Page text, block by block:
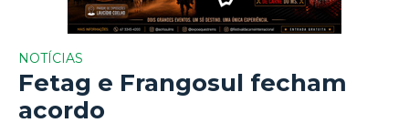
NOTÍCIAS
Fetag e Frangosul fecham
acordo